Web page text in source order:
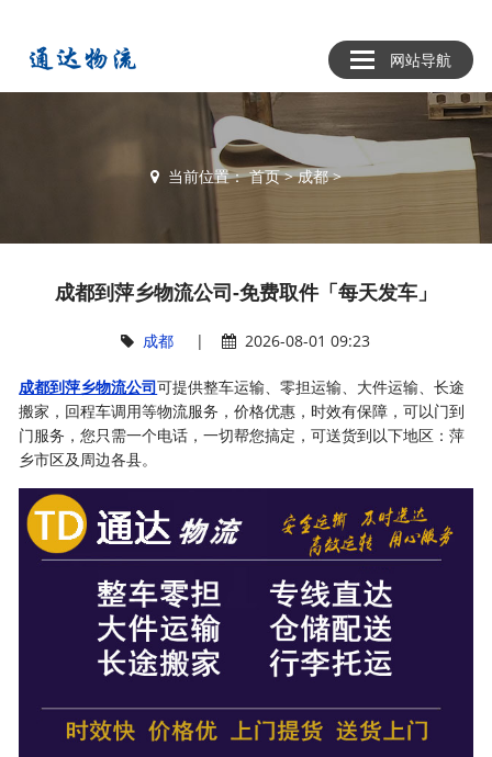
网站导航
当前位置：首页>成都>
成都到萍乡物流公司-免费取件「每天发车」
成都 | 2026-08-01 09:23
成都到萍乡物流公司可提供整车运输、零担运输、大件运输、长途
搬家，回程车调用等物流服务，价格优惠，时效有保障，可以门到
门服务，您只需一个电话，一切帮您搞定，可送货到以下地区：萍
乡市区及周边各县。